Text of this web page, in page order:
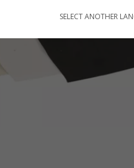
SELECT ANOTHER